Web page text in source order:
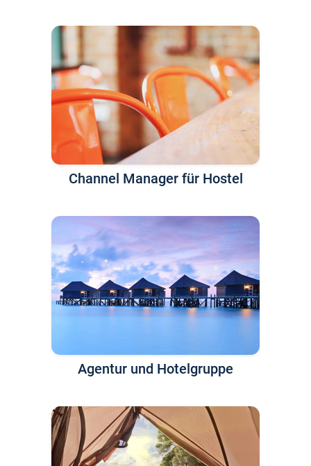
Channel Manager für Hostel
Agentur und Hotelgruppe